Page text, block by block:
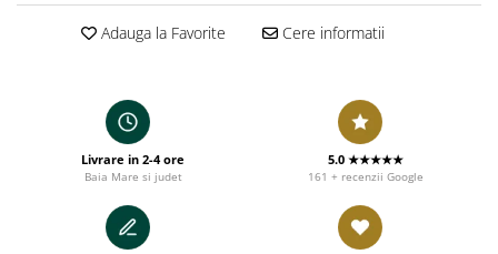
Adauga la Favorite Cere informatii
Livrare in 2-4 ore
Baia Mare si judet
5.0 ★★★★★
161 + recenzii Google